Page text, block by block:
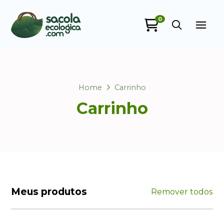
0
Home Carrinho
Carrinho
Meus produtos Remover todos
Sacola Ecológica